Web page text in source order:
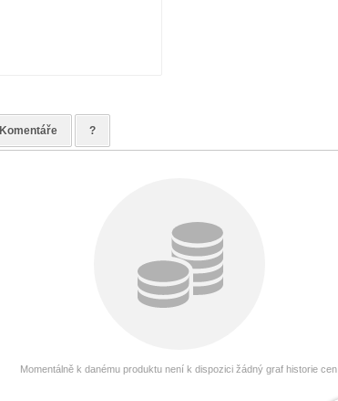
Komentáře ?
Momentálně k danému produktu není k dispozici žádný graf historie cen